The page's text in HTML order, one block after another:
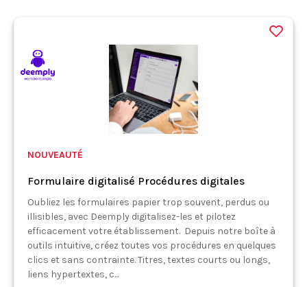
NOUVEAUTÉ
Formulaire digitalisé Procédures digitales
Oubliez les formulaires papier trop souvent, perdus ou
illisibles, avec Deemply digitalisez-les et pilotez
efficacement votre établissement. Depuis notre boîte à
outils intuitive, créez toutes vos procédures en quelques
clics et sans contrainte. Titres, textes courts ou longs,
liens hypertextes, c...